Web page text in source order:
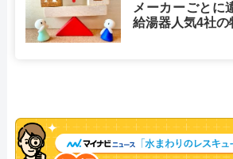
メーカーごとに
給湯器人気4社の